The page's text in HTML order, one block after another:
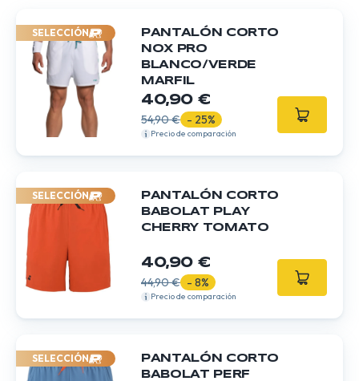
SELECCIÓN
PANTALÓN CORTO
NOX PRO
BLANCO/VERDE
MARFIL
40,90 €
54,90 € - 25%
Precio de comparación
SELECCIÓN
PANTALÓN CORTO
BABOLAT PLAY
CHERRY TOMATO
40,90 €
44,90 € - 8%
Precio de comparación
SELECCIÓN
PANTALÓN CORTO
BABOLAT PERF